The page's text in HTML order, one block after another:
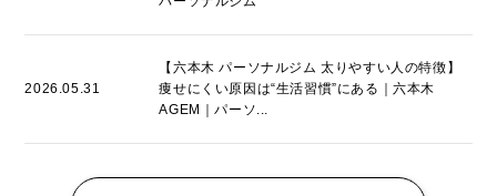
2026.05.31
【六本木 パーソナルジム 太りやすい人の特徴】
痩せにくい原因は“生活習慣”にある｜六本木
AGEM｜パーソ...